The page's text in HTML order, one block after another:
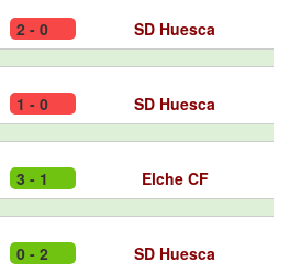
2 - 0 SD Huesca
1 - 0 SD Huesca
3 - 1 Elche CF
0 - 2 SD Huesca